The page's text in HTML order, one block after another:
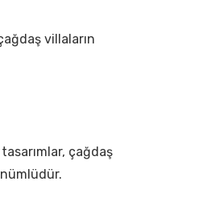
villaların
tasarımlar, çağdaş